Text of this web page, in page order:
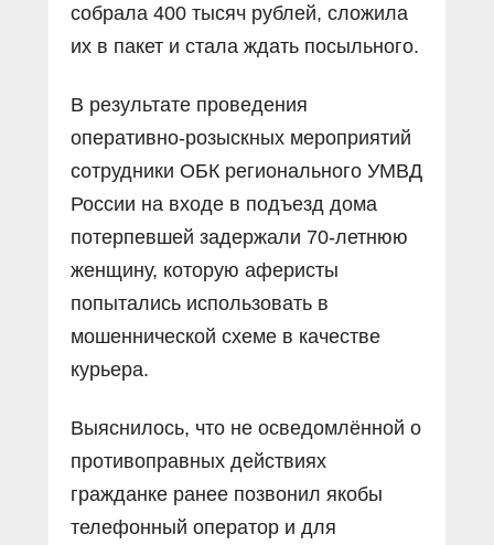
собрала 400 тысяч рублей, сложила
их в пакет и стала ждать посыльного.
В результате проведения
оперативно-розыскных мероприятий
сотрудники ОБК регионального УМВД
России на входе в подъезд дома
потерпевшей задержали 70-летнюю
женщину, которую аферисты
попытались использовать в
мошеннической схеме в качестве
курьера.
Выяснилось, что не осведомлённой о
противоправных действиях
гражданке ранее позвонил якобы
телефонный оператор и для